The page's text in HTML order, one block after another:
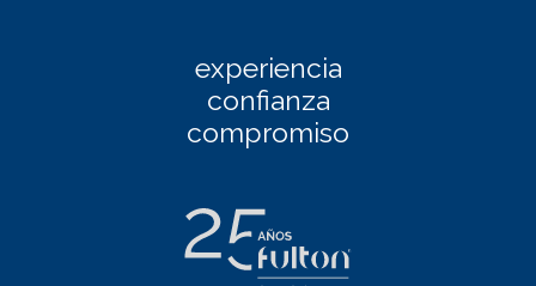
experiencia
confianza
compromiso